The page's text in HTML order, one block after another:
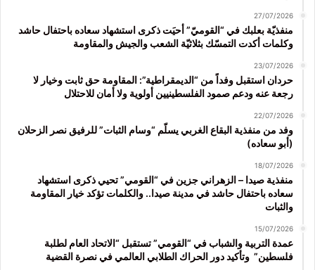
27/07/2026
منفذيّة بعلبك في “القوميّ” أحيَت ذكرى استشهاد سعاده باحتفال حاشد
وكلمات أكدت التمسّك بثلاثيّة الشعب والجيش والمقاومة
23/07/2026
حردان استقبل وفداً من “الديمقراطية”: المقاومة حق ثابت وخيار لا
رجعة عنه ودعم صمود الفلسطينيين أولوية ولا أمان للاحتلال
22/07/2026
وفد من منفذية البقاع الغربي يسلّم “وسام الثبات” للرفيق نصر الزحلان
(أبو سعاده)
18/07/2026
منفذية صيدا – الزهراني جزين في “القومي” تحيي ذكرى استشهاد
سعاده باحتفال حاشد في مدينة صيدا.. والكلمات تؤكد خيار المقاومة
والثبات
15/07/2026
عمدة التربية والشباب في “القومي” تستقبل “الاتحاد العام لطلبة
فلسطين” وتأكيد دور الحراك الطلابي العالمي في نصرة القضية